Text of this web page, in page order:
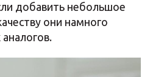
добавить небольшое
они намного